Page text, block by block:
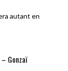
autant en
Gonzaï